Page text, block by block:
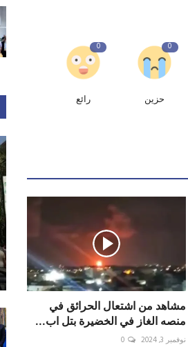
0
حزين
0
رائع
مشاهد من اشتعال الحرائق في
منصه الغاز في الخضيرة بتل اب...
نوفمبر 3, 2024 0